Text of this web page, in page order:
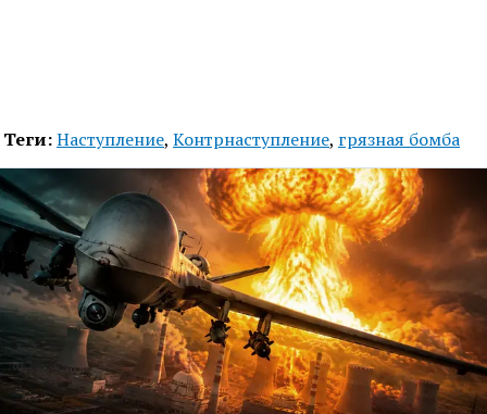
Теги:Наступление, Контрнаступление, грязная бомба